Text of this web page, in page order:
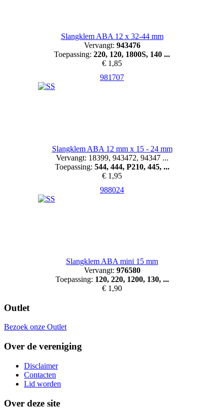
Slangklem ABA 12 x 32-44 mm
Vervangt: 943476
Toepassing: 220, 120, 1800S, 140 ...
€ 1,85
981707
Slangklem ABA 12 mm x 15 - 24 mm
Vervangt: 18399, 943472, 94347 ...
Toepassing: 544, 444, P210, 445, ...
€ 1,95
988024
Slangklem ABA mini 15 mm
Vervangt: 976580
Toepassing: 120, 220, 1200, 130, ...
€ 1,90
Outlet
Bezoek onze Outlet
Over de vereniging
Disclaimer
Contacten
Lid worden
Over deze site